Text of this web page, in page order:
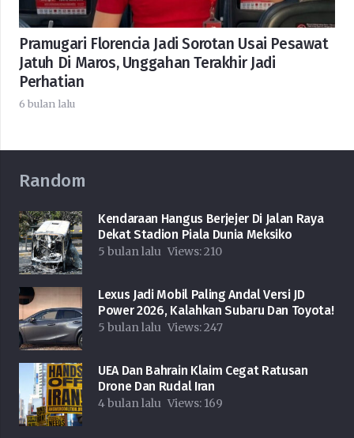
Pramugari Florencia Jadi Sorotan Usai Pesawat
Jatuh Di Maros, Unggahan Terakhir Jadi
Perhatian
6 bulan lalu
Random
Kendaraan Hangus Berjejer Di Jalan Raya
Dekat Stadion Piala Dunia Meksiko
5 bulan lalu Views:210
Lexus Jadi Mobil Paling Andal Versi JD
Power 2026, Kalahkan Subaru Dan Toyota!
5 bulan lalu Views:247
UEA Dan Bahrain Klaim Cegat Ratusan
Drone Dan Rudal Iran
4 bulan lalu Views: 169